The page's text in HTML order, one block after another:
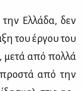
Ελ­λά­δα, δεν
του έρ­γου του
με­τά από πολ­λά
από την